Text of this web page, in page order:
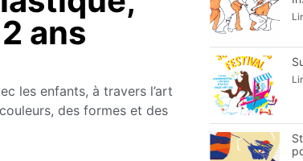
ans
les enfants, à travers l’art
des formes et des